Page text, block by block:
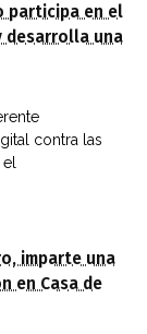
participa en el
desarrolla una
contra las
imparte una
en Casa de